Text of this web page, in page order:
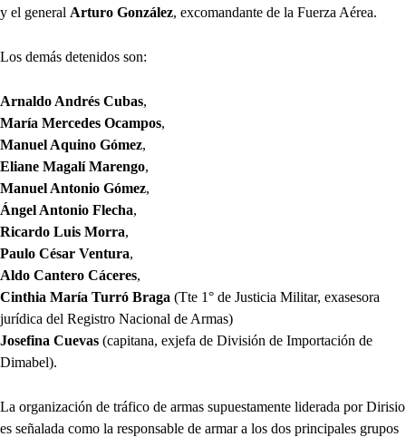
y el general Arturo González, excomandante de la Fuerza Aérea.
Los demás detenidos son:
Arnaldo Andrés Cubas,
María Mercedes Ocampos,
Manuel Aquino Gómez,
Eliane Magalí Marengo,
Manuel Antonio Gómez,
Ángel Antonio Flecha,
Ricardo Luis Morra,
Paulo César Ventura,
Aldo Cantero Cáceres,
Cinthia María Turró Braga (Tte 1° de Justicia Militar, exasesora
jurídica del Registro Nacional de Armas)
Josefina Cuevas (capitana, exjefa de División de Importación de
Dimabel).
La organización de tráfico de armas supuestamente liderada por Dirisio
es señalada como la responsable de armar a los dos principales grupos